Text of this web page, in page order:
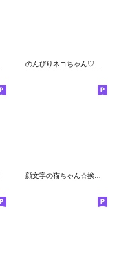
のんびりネコちゃん♡絵文字5
顔文字の猫ちゃん☆挨拶&表情いろいろ